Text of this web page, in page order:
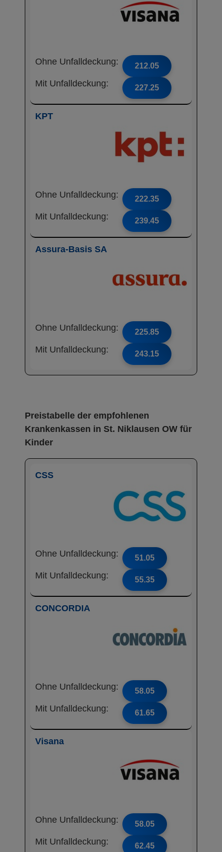
Ohne Unfalldeckung: 212.05
Mit Unfalldeckung: 227.25
KPT
Ohne Unfalldeckung: 222.35
Mit Unfalldeckung: 239.45
Assura-Basis SA
Ohne Unfalldeckung: 225.85
Mit Unfalldeckung: 243.15
Preistabelle der empfohlenen
Krankenkassen in St. Niklausen OW für
Kinder
CSS
Ohne Unfalldeckung: 51.05
Mit Unfalldeckung: 55.35
CONCORDIA
Ohne Unfalldeckung: 58.05
Mit Unfalldeckung: 61.65
Visana
Ohne Unfalldeckung: 58.05
Mit Unfalldeckung: 62.45